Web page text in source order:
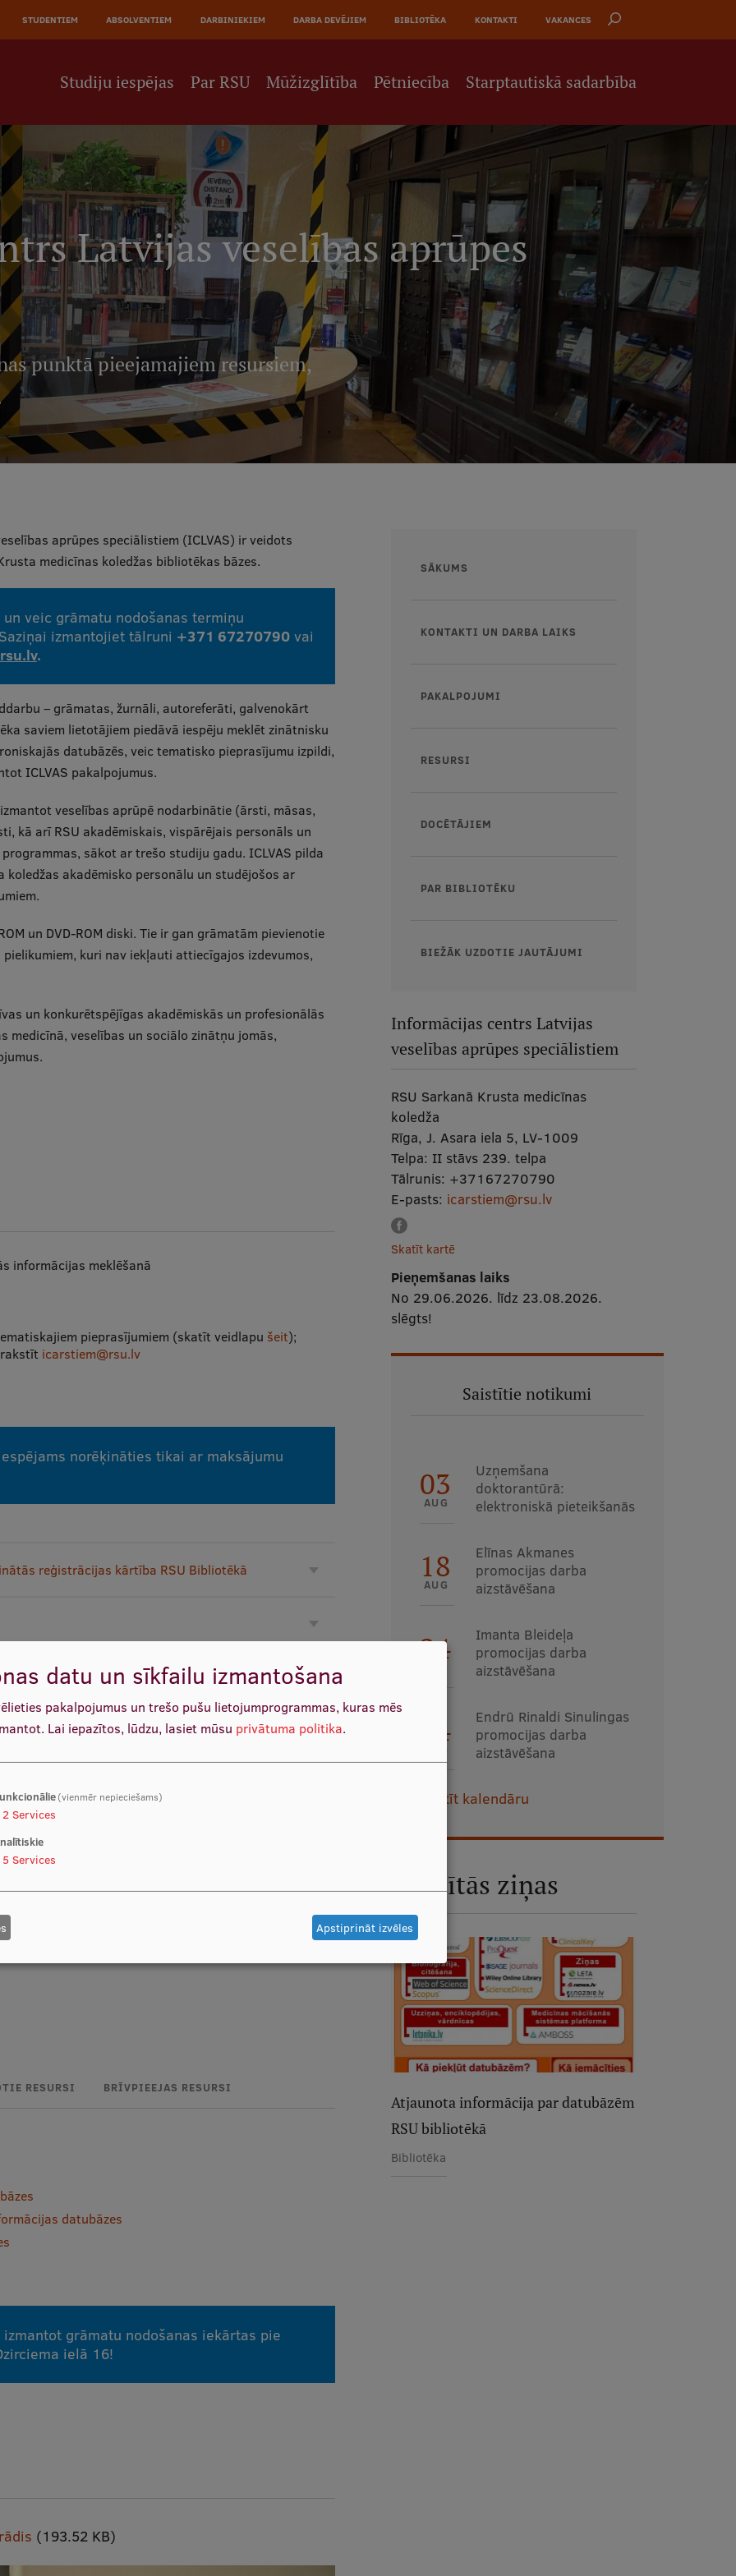
STUDENTIEM ABSOLVENTIEM DARBINIEKIEM DARBA DEVĒJIEM BIBLIOTĒKA KONTAKTI VAKANCES
Studiju iespējas Par RSU Mūžizglītība Pētniecība Starptautiskā sadarbība
Latvijas veselības aprūpes
punktā pieejamajiem resursiem,
aprūpes speciālistiem (ICLVAS) ir veidots
medicīnas koledžas bibliotēkas bāzes.
veic grāmatu nodošanas termiņu
izmantojiet tālruni +371 67270790vai
.
– grāmatas, žurnāli, autoreferāti, galvenokārt
saviem lietotājiem piedāvā iespēju meklēt zinātnisku
datubāzēs, veic tematisko pieprasījumu izpildi,
ICLVAS pakalpojumus.
veselības aprūpē nodarbinātie (ārsti, māsas,
kā arī RSU akadēmiskais, vispārējais personāls un
sākot ar trešo studiju gadu. ICLVAS pilda
akadēmisko personālu un studējošos ar
un DVD-ROM diski. Tie ir gan grāmatām pievienotie
kuri nav iekļauti attiecīgajos izdevumos,
un konkurētspējīgas akadēmiskās un profesionālās
medicīnā, veselības un sociālo zinātņu jomās,
informācijas meklēšanā
pieprasījumiem (skatīt veidlapu šeit);
icarstiem@rsu.lv
norēķināties tikai ar maksājumu
reģistrācijas kārtība RSU Bibliotēkā
RESURSI BRĪVPIEEJAS RESURSI
datubāzes
grāmatu nodošanas iekārtas pie
ielā 16!
(193.52 KB)
Augšējā
SĀKUMS
KONTAKTI UN DARBA LAIKS
PAKALPOJUMI
RESURSI
DOCĒTĀJIEM
PAR BIBLIOTĒKU
BIEŽĀK UZDOTIE JAUTĀJUMI
Informācijas centrs Latvijas
veselības aprūpes speciālistiem
RSU Sarkanā Krusta medicīnas
koledža
Rīga, J. Asara iela 5, LV-1009
Telpa: II stāvs 239. telpa
Tālrunis: +37167270790
E-pasts: icarstiem@rsu.lv
Skatīt kartē
Pieņemšanas laiks
No 29.06.2026. līdz 23.08.2026.
slēgts!
Saistītie notikumi
03
AUG
Uzņemšana
doktorantūrā:
elektroniskā pieteikšanās
18
AUG
Elīnas Akmanes
promocijas darba
aizstāvēšana
24
Imanta Bleideļa
promocijas darba
aizstāvēšana
24
Endrū Rinaldi Sinulingas
promocijas darba
aizstāvēšana
Skatīt kalendāru
Saistītās ziņas
Atjaunota informācija par datubāzēm
RSU bibliotēkā
Bibliotēka
datu un sīkfailu izmantošana
pakalpojumus un trešo pušu lietojumprogrammas, kuras mēs
Lai iepazītos, lūdzu, lasiet mūsu privātuma politika.
(vienmēr nepieciešams)
2 Services
5 Services
Apstiprināt izvēles